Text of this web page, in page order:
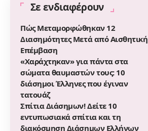
Σε ενδιαφέρουν
Πώς Μεταμορφώθηκαν 12
Διασημότητες Μετά από Αισθητική
Επέμβαση
«Χαράχτηκαν» για πάντα στα
σώματα θαυμαστών τους: 10
διάσημοι Έλληνες που έγιναν
τατουάζ
Σπίτια Διάσημων! Δείτε 10
εντυπωσιακά σπίτια και τη
διακόσμηση Διάσημων Ελλήνων